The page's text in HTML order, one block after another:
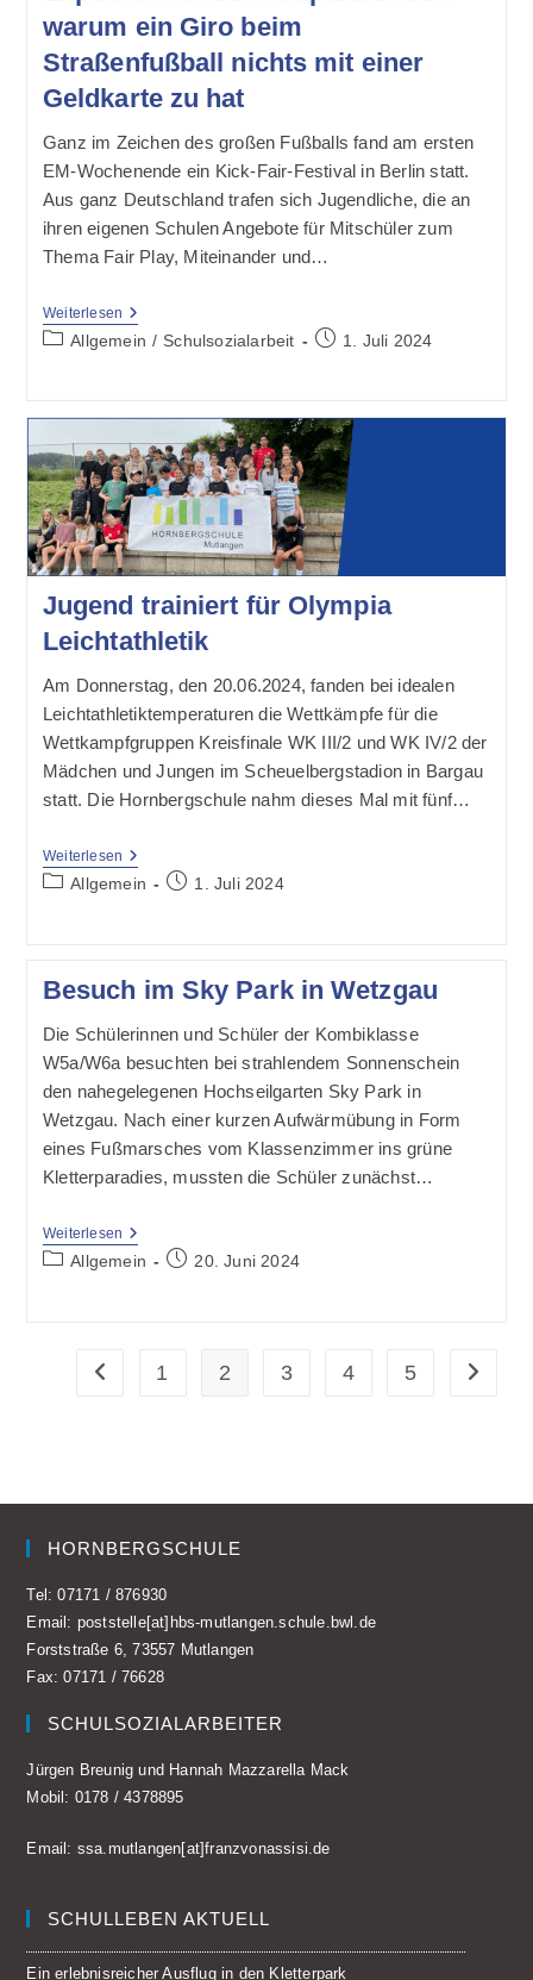
warum ein Giro beim
Straßenfußball nichts mit einer
Geldkarte zu hat
Ganz im Zeichen des großen Fußballs fand am ersten
EM-Wochenende ein Kick-Fair-Festival in Berlin statt.
Aus ganz Deutschland trafen sich Jugendliche, die an
ihren eigenen Schulen Angebote für Mitschüler zum
Thema Fair Play, Miteinander und…
Weiterlesen Kick-
Fair-
Jugend-
In
Der
Hauptstadt
Oder
Warum
Ein
Giro
Beim
Straßenfußball
Nichts
Mit
Einer
Geldkarte
Zu
Hat
Beitrags-
Allgemein / Schulsozialarbeit
Beitrag1. Juli 2024
Jugend trainiert für Olympia
Leichtathletik
Am Donnerstag, den 20.06.2024, fanden bei idealen
Leichtathletiktemperaturen die Wettkämpfe für die
Wettkampfgruppen Kreisfinale WK III/2 und WK IV/2 der
Mädchen und Jungen im Scheuelbergstadion in Bargau
statt. Die Hornbergschule nahm dieses Mal mit fünf…
Weiterlesen Jugend
Trainiert
Für
Beitrags-
Allgemein
Beitrag1. Juli 2024
Besuch im Sky Park in Wetzgau
Die Schülerinnen und Schüler der Kombiklasse
W5a/W6a besuchten bei strahlendem Sonnenschein
den nahegelegenen Hochseilgarten Sky Park in
Wetzgau. Nach einer kurzen Aufwärmübung in Form
eines Fußmarsches vom Klassenzimmer ins grüne
Kletterparadies, mussten die Schüler zunächst…
Weiterlesen Besuch
Im
Sky
Beitrags-
Allgemein
Beitrag20. Juni 2024
Zur vorherigen Seite
1 2 3 4 5 Zur
HORNBERGSCHULE
Tel:07171 / 876930
Email: poststelle[at]hbs-mutlangen.schule.bwl.de
Forststraße 6, 73557 Mutlangen
Fax: 07171 / 76628
SCHULSOZIALARBEITER
Jürgen Breunig und Hannah Mazzarella Mack
Mobil: 0178 / 4378895
Email: ssa.mutlangen[at]franzvonassisi.de
SCHULLEBEN AKTUELL
Ein erlebnisreicher Ausflug in den Kletterpark